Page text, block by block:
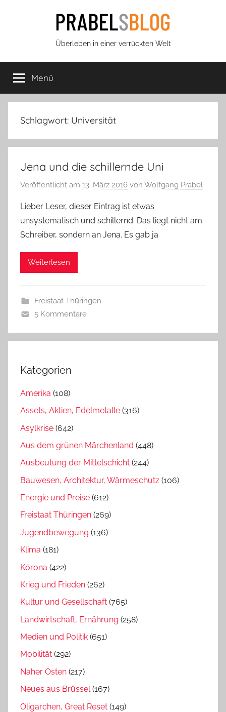
Prabels
Blog
Überleben in einer verrückten Welt
Menü
Schlagwort: Universität
Jena und die schillernde Uni
Veröffentlicht am 13. März 2016 von Wolfgang Prabel
Lieber Leser, dieser Eintrag ist etwas
unsystematisch und schillernd. Das liegt nicht am
Schreiber, sondern an Jena. Es gab ja
Weiterlesen
Freistaat Thüringen
5 Kommentare
Kategorien
Amerika (108)
Assets, Aktien, Edelmetalle (316)
Asylkrise (642)
Aus dem grünen Märchenland (448)
Ausbeutung der Mittelschicht (244)
Bauwesen, Architektur, Wärmeschutz (106)
Energie und Preise (612)
Freistaat Thüringen (269)
Jugendbewegung (136)
Klima (181)
Kórona (422)
Krieg und Frieden (262)
Kultur und Gesellschaft (765)
Landwirtschaft, Ernährung (258)
Medien und Politik (651)
Mobilität (292)
Naher Osten (217)
Neues aus Brüssel(167)
Oligarchen, Great Reset (149)